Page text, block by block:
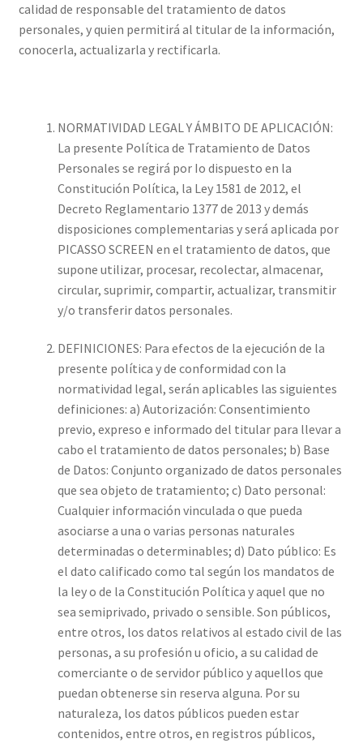
calidad de responsable del tratamiento de datos
personales, y quien permitirá al titular de la información,
conocerla, actualizarla y rectificarla.
NORMATIVIDAD LEGAL Y ÁMBITO DE APLICACIÓN:
La presente Política de Tratamiento de Datos
Personales se regirá por Io dispuesto en la
Constitución Política, la Ley 1581 de 2012, el
Decreto Reglamentario 1377 de 2013 y demás
disposiciones complementarias y será aplicada por
PICASSO SCREEN en el tratamiento de datos, que
supone utilizar, procesar, recolectar, almacenar,
circular, suprimir, compartir, actualizar, transmitir
y/o transferir datos personales.
DEFINICIONES: Para efectos de la ejecución de la
presente política y de conformidad con la
normatividad legal, serán aplicables las siguientes
definiciones: a) Autorización: Consentimiento
previo, expreso e informado del titular para llevar a
cabo el tratamiento de datos personales; b) Base
de Datos: Conjunto organizado de datos personales
que sea objeto de tratamiento; c) Dato personal:
Cualquier información vinculada o que pueda
asociarse a una o varias personas naturales
determinadas o determinables; d) Dato público: Es
el dato calificado como tal según los mandatos de
la ley o de la Constitución Política y aquel que no
sea semiprivado, privado o sensible. Son públicos,
entre otros, los datos relativos al estado civil de las
personas, a su profesión u oficio, a su calidad de
comerciante o de servidor público y aquellos que
puedan obtenerse sin reserva alguna. Por su
naturaleza, los datos públicos pueden estar
contenidos, entre otros, en registros públicos,